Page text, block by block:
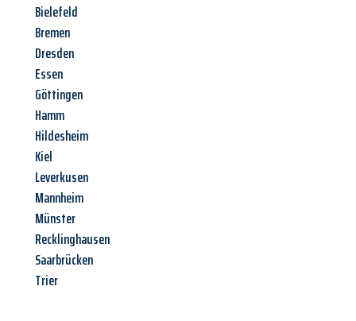
Bielefeld
Bremen
Dresden
Essen
Göttingen
Hamm
Hildesheim
Kiel
Leverkusen
Mannheim
Münster
Recklinghausen
Saarbrücken
Trier